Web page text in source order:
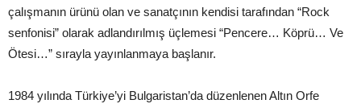
çalışmanın ürünü olan ve sanatçının kendisi tarafından “Rock
senfonisi” olarak adlandırılmış üçlemesi “Pencere… Köprü… Ve
Ötesi…” sırayla yayınlanmaya başlanır.
1984 yılında Türkiye’yi Bulgaristan’da düzenlenen Altın Orfe